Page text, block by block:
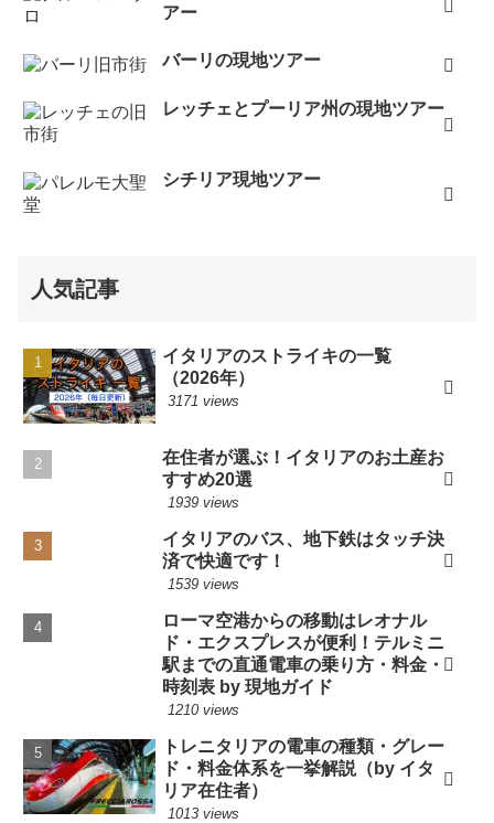
アー
バーリの現地ツアー
レッチェとプーリア州の現地ツアー
シチリア現地ツアー
人気記事
イタリアのストライキの一覧
（2026年）
3171 views
在住者が選ぶ！イタリアのお土産お
すすめ20選
1939 views
イタリアのバス、地下鉄はタッチ決
済で快適です！
1539 views
ローマ空港からの移動はレオナル
ド・エクスプレスが便利！テルミニ
駅までの直通電車の乗り方・料金・
時刻表 by 現地ガイド
1210 views
トレニタリアの電車の種類・グレー
ド・料金体系を一挙解説（by イタ
リア在住者）
1013 views